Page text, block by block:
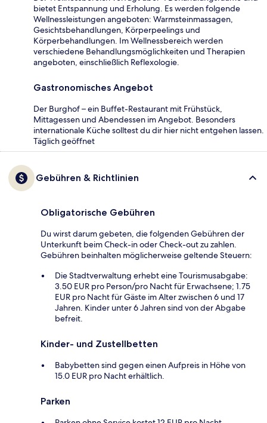
bietet Entspannung und Erholung. Es werden folgende
Wellnessleistungen angeboten: Warmsteinmassagen,
Gesichtsbehandlungen, Körperpeelings und
Körperbehandlungen. Im Wellnessbereich werden
verschiedene Behandlungsmöglichkeiten und Therapien
angeboten, einschließlich Reflexologie.
Gastronomisches Angebot
Der Burghof – ein Buffet-Restaurant mit Frühstück,
Mittagessen und Abendessen im Angebot. Besonders
internationale Küche solltest du dir hier nicht entgehen lassen.
Täglich geöffnet
Gebühren & Richtlinien
Obligatorische Gebühren
Du wirst darum gebeten, die folgenden Gebühren der
Unterkunft beim Check-in oder Check-out zu zahlen.
Gebühren beinhalten möglicherweise geltende Steuern:
Die Stadtverwaltung erhebt eine Tourismusabgabe:
3.50 EUR pro Person/pro Nacht für Erwachsene; 1.75
EUR pro Nacht für Gäste im Alter zwischen 6 und 17
Jahren. Kinder unter 6 Jahren sind von der Abgabe
befreit.
Kinder- und Zustellbetten
Babybetten sind gegen einen Aufpreis in Höhe von
15.0 EUR pro Nacht erhältlich.
Parken